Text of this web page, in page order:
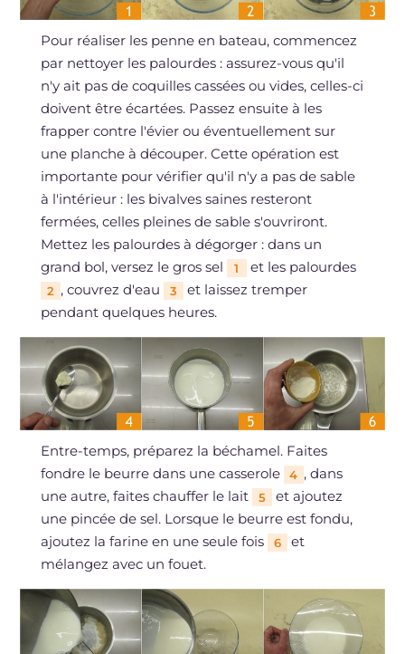
Pour réaliser les penne en bateau, commencez
par nettoyer les palourdes : assurez-vous qu'il
n'y ait pas de coquilles cassées ou vides, celles-ci
doivent être écartées. Passez ensuite à les
frapper contre l'évier ou éventuellement sur
une planche à découper. Cette opération est
importante pour vérifier qu'il n'y a pas de sable
à l'intérieur : les bivalves saines resteront
fermées, celles pleines de sable s'ouvriront.
Mettez les palourdes à dégorger : dans un
grand bol, versez le gros sel
1 et les palourdes
2 , couvrez d'eau 3
et laissez tremper
pendant quelques heures.
Entre-temps, préparez la béchamel. Faites
fondre le beurre dans une casserole
4 , dans
une autre, faites chauffer le lait
5
et ajoutez
une pincée de sel. Lorsque le beurre est fondu,
ajoutez la farine en une seule fois
6
et
mélangez avec un fouet.